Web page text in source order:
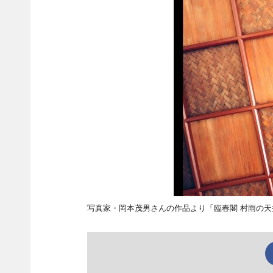
写真家・岡本茂男さんの作品より「臨春閣 村雨の